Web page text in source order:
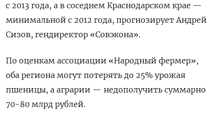
с 2013 года, а в соседнем Краснодарском крае —
минимальной с 2012 года, прогнозирует Андрей
Сизов, гендиректор «Совэкона».
По оценкам ассоциации «Народный фермер»,
оба региона могут потерять до 25% урожая
пшеницы, а аграрии — недополучить суммарно
70-80 млрд рублей.